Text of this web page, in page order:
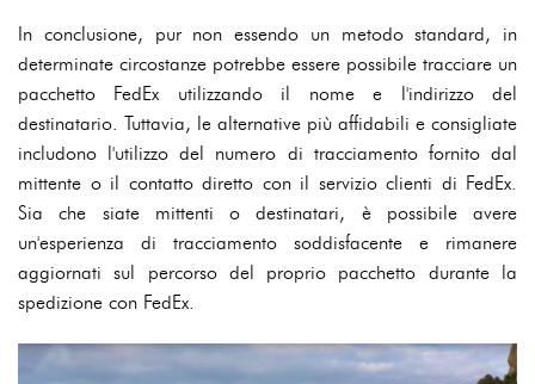
In conclusione, pur non essendo un metodo standard, in
determinate circostanze potrebbe essere possibile tracciare un
pacchetto FedEx utilizzando il nome e l'indirizzo del
destinatario. Tuttavia, le alternative più affidabili e consigliate
includono l'utilizzo del numero di tracciamento fornito dal
mittente o il contatto diretto con il servizio clienti di FedEx.
Sia che siate mittenti o destinatari, è possibile avere
un'esperienza di tracciamento soddisfacente e rimanere
aggiornati sul percorso del proprio pacchetto durante la
spedizione con FedEx.